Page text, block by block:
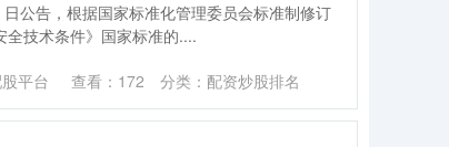
公告，根据国家标准化管理委员会标准制修订
技术条件》国家标准的....
平台 查看： 172 分类：配资炒股排名